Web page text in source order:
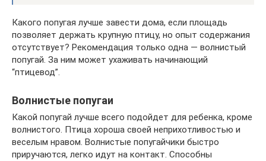
Какого попугая лучше завести дома, если площадь
позволяет держать крупную птицу, но опыт содержания
отсутствует? Рекомендация только одна — волнистый
попугай. За ним может ухаживать начинающий
“птицевод”.
Волнистые попугаи
Какой попугай лучше всего подойдет для ребенка, кроме
волнистого. Птица хороша своей неприхотливостью и
веселым нравом. Волнистые попугайчики быстро
приручаются, легко идут на контакт. Способны